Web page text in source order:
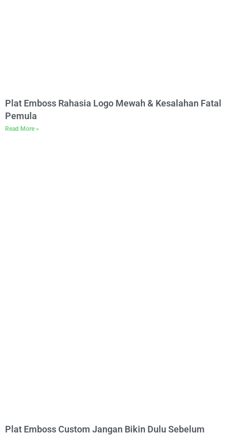
Plat Emboss Rahasia Logo Mewah & Kesalahan Fatal
Pemula
Read More »
Plat Emboss Custom Jangan Bikin Dulu Sebelum